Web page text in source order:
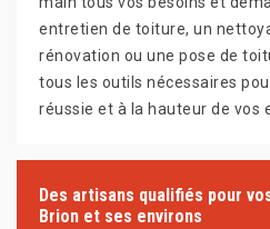
entretien de toiture, un
rénovation ou une pose de
tous les outils nécessaires
réussie et à la hauteur de vos
Des artisans qualifiés pour
Brion et ses environs